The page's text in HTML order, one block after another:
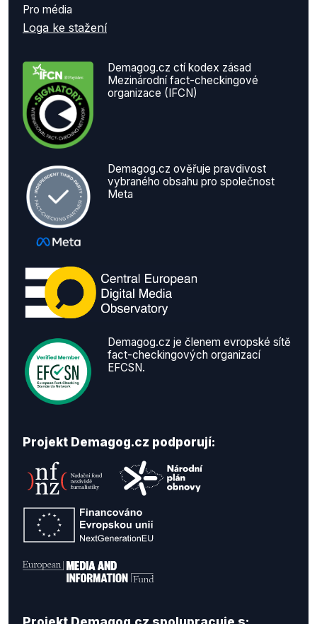
Pro média
Loga ke stažení
Demagog.cz ctí kodex zásad
Mezinárodní fact-checkingové
organizace (IFCN)
Demagog.cz ověřuje pravdivost
vybraného obsahu pro společnost
Meta
Demagog.cz je členem evropské sítě
fact-checkingových organizací
EFCSN.
Projekt Demagog.cz podporují: